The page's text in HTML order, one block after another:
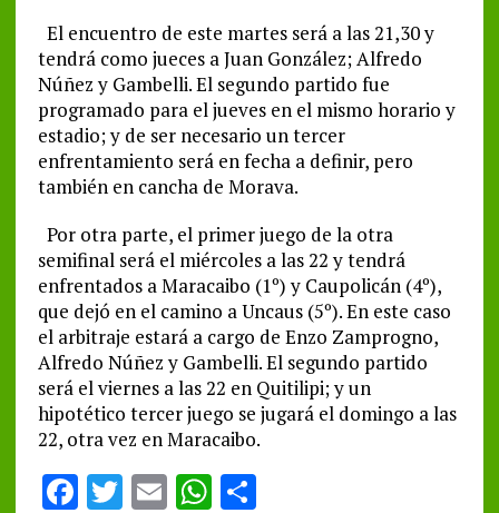
El encuentro de este martes será a las 21,30 y
tendrá como jueces a Juan González; Alfredo
Núñez y Gambelli. El segundo partido fue
programado para el jueves en el mismo horario y
estadio; y de ser necesario un tercer
enfrentamiento será en fecha a definir, pero
también en cancha de Morava.
Por otra parte, el primer juego de la otra
semifinal será el miércoles a las 22 y tendrá
enfrentados a Maracaibo (1º) y Caupolicán (4º),
que dejó en el camino a Uncaus (5º). En este caso
el arbitraje estará a cargo de Enzo Zamprogno,
Alfredo Núñez y Gambelli. El segundo partido
será el viernes a las 22 en Quitilipi; y un
hipotético tercer juego se jugará el domingo a las
22, otra vez en Maracaibo.
F T E WS